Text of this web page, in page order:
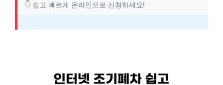
👇 쉽고 빠르게 온라인으로 신청하세요!